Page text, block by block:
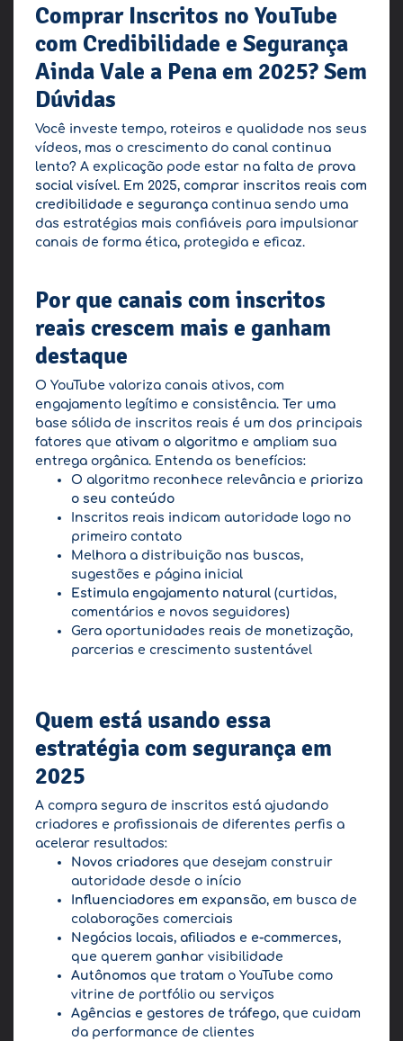
Comprar Inscritos no YouTube
com Credibilidade e Segurança
Ainda Vale a Pena em 2025? Sem
Dúvidas
Você investe tempo, roteiros e qualidade nos seus
vídeos, mas o crescimento do canal continua
lento? A explicação pode estar na falta de prova
social visível. Em 2025, comprar inscritos reais com
credibilidade e segurança continua sendo uma
das estratégias mais confiáveis para impulsionar
canais de forma ética, protegida e eficaz.
Por que canais com inscritos
reais crescem mais e ganham
destaque
O YouTube valoriza canais ativos, com
engajamento legítimo e consistência. Ter uma
base sólida de inscritos reais é um dos principais
fatores que ativam o algoritmo e ampliam sua
entrega orgânica. Entenda os benefícios:
O algoritmo reconhece relevância e prioriza
o seu conteúdo
Inscritos reais indicam autoridade logo no
primeiro contato
Melhora a distribuição nas buscas,
sugestões e página inicial
Estimula engajamento natural (curtidas,
comentários e novos seguidores)
Gera oportunidades reais de monetização,
parcerias e crescimento sustentável
Quem está usando essa
estratégia com segurança em
2025
A compra segura de inscritos está ajudando
criadores e profissionais de diferentes perfis a
acelerar resultados:
Novos criadores que desejam construir
autoridade desde o início
Influenciadores em expansão, em busca de
colaborações comerciais
Negócios locais, afiliados e e-commerces,
que querem ganhar visibilidade
Autônomos que tratam o YouTube como
vitrine de portfólio ou serviços
Agências e gestores de tráfego, que cuidam
da performance de clientes